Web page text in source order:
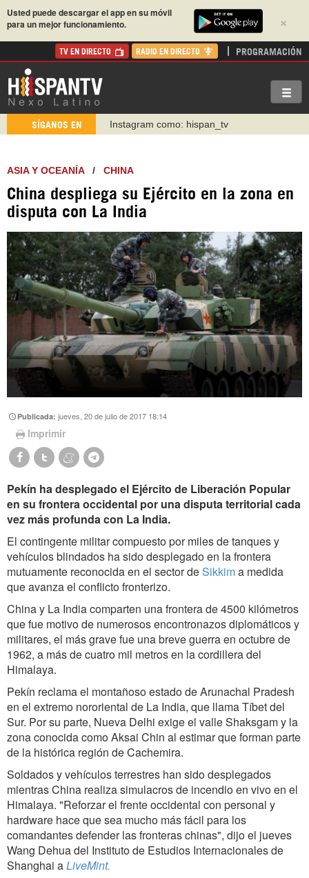
×
Usted puede descargar el app en su móvil
para un mejor funcionamiento.
TV EN DIRECTO RADIO EN DIRECTO PROGRAMACIÓN
SÍGANOS EN
Instagram como: hispan_tv
https://www.facebook.com/Nexolatino.Canal
http://twitter.com/nexo_latino
https://t.me/hispantvcanal
https://urmedium.com/c/hispantv
WhatsApp y Viber: +98 921 79 29 404
ASIA Y OCEANÍA/ CHINA
China despliega su Ejército en la zona en
disputa con La India
Publicada:jueves, 20 de julio de 2017 18:14
Imprimir
Pekín ha desplegado el Ejército de Liberación Popular
en su frontera occidental por una disputa territorial cada
vez más profunda con La India.
El contingente militar compuesto por miles de tanques y
vehículos blindados ha sido desplegado en la frontera
mutuamente reconocida en el sector deSikkima medida
que avanza el conflicto fronterizo.
China y La India comparten una frontera de 4500 kilómetros
que fue motivo de numerosos encontronazos diplomáticos y
militares, el más grave fue una breve guerra en octubre de
1962, a más de cuatro mil metros en la cordillera del
Himalaya.
Pekín reclama el montañoso estado de Arunachal Pradesh
en el extremo nororiental de La India, que llama Tíbet del
Sur. Por su parte, Nueva Delhi exige el valle Shaksgam y la
zona conocida como Aksai Chin al estimar que forman parte
de la histórica región de Cachemira.
Soldados y vehículos terrestres han sido desplegados
mientras China realiza simulacros de incendio en vivo en el
Himalaya. "Reforzar el frente occidental con personal y
hardware hace que sea mucho más fácil para los
comandantes defender las fronteras chinas", dijo el jueves
Wang Dehua del Instituto de Estudios Internacionales de
Shanghai aLiveMint.